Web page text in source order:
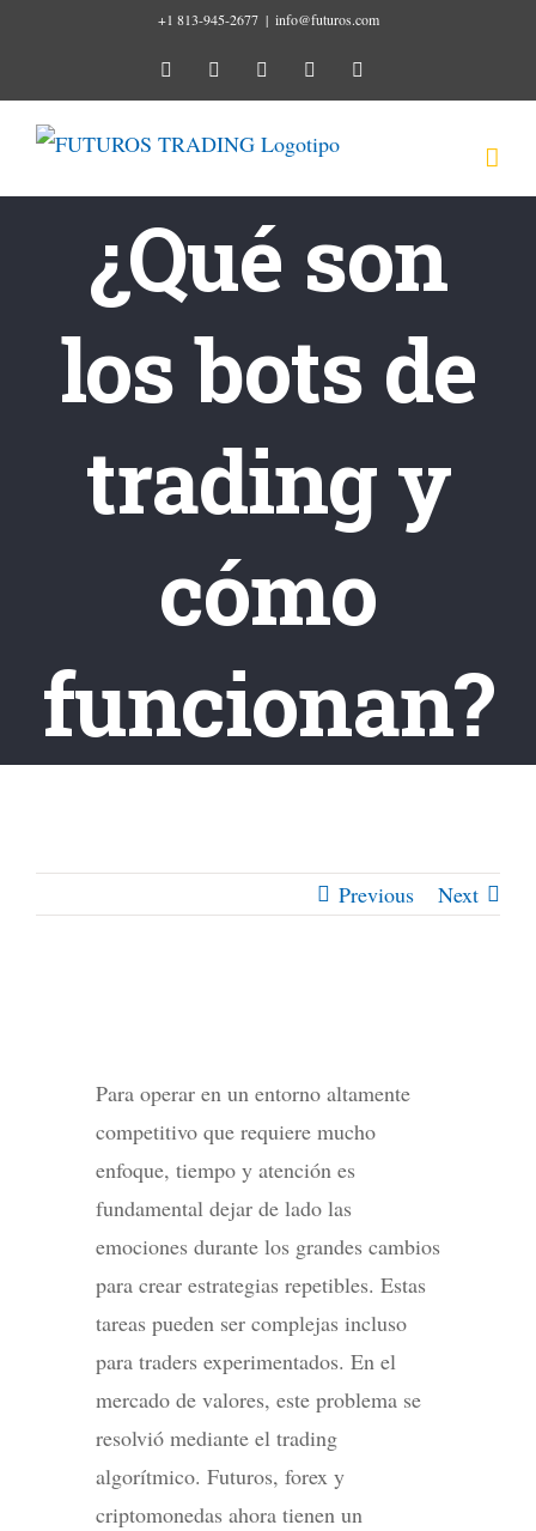
contenido
+1 813-945-2677 | info@futuros.com
instagramyoutube facebooktwitter
¿Qué son
los bots de
trading y
cómo
funcionan?
Previous Next
Para operar en un entorno altamente
competitivo que requiere mucho
enfoque, tiempo y atención es
fundamental dejar de lado las
emociones durante los grandes cambios
para crear estrategias repetibles. Estas
tareas pueden ser complejas incluso
para traders experimentados. En el
mercado de valores, este problema se
resolvió mediante el trading
algorítmico. Futuros, forex y
criptomonedas ahora tienen un